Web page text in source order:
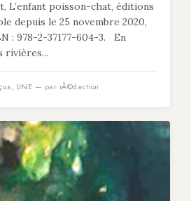
L’enfant poisson-chat, éditions
depuis le 25 novembre 2020,
: 978-2-37177-604-3. En
rivières...
, UNE — par rÃ©daction